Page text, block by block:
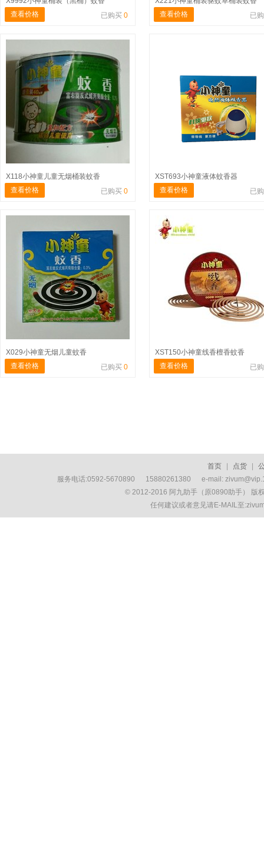
查看价格
已购买 0
查看价格
已
X118小神童儿童无烟桶装蚊香
查看价格
已购买 0
XST693小神童液体蚊香器
查看价格
已
X029小神童无烟儿童蚊香
查看价格
已购买 0
XST150小神童线香檀香蚊香
查看价格
已
首页 点货
服务电话:0592-5670890 15880261380 e-mail:
© 2012-2016 阿九助手（原0890助手） 版
任何建议或者意见请E-MAIL至